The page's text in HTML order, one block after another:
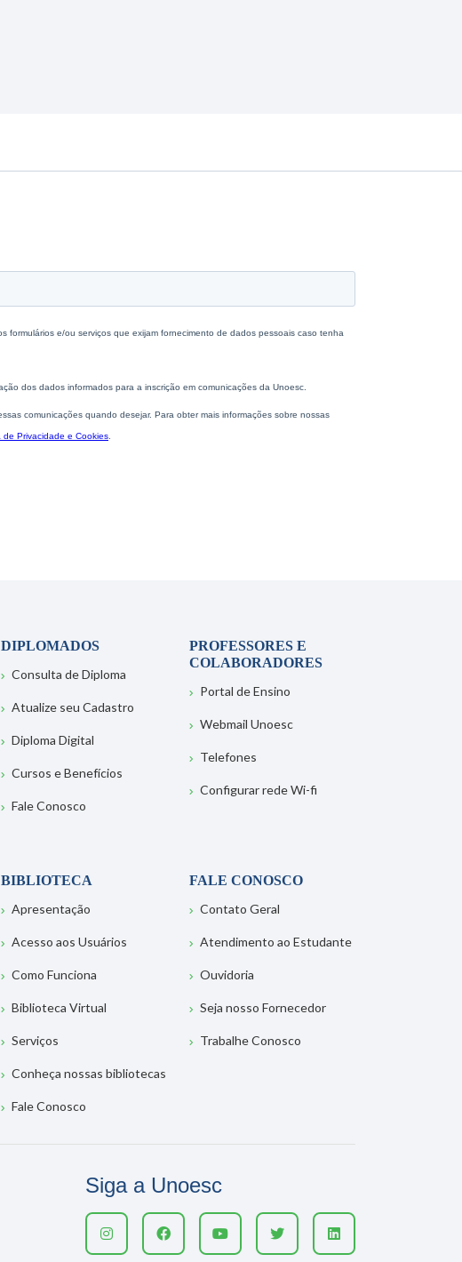
DIPLOMADOS
Consulta de Diploma
Atualize seu Cadastro
Diploma Digital
Cursos e Benefícios
Fale Conosco
PROFESSORES E
COLABORADORES
Portal de Ensino
Webmail Unoesc
Telefones
Configurar rede Wi-fi
BIBLIOTECA
Apresentação
Acesso aos Usuários
Como Funciona
Biblioteca Virtual
Serviços
Conheça nossas bibliotecas
Fale Conosco
FALE CONOSCO
Contato Geral
Atendimento ao Estudante
Ouvidoria
Seja nosso Fornecedor
Trabalhe Conosco
Siga a Unoesc